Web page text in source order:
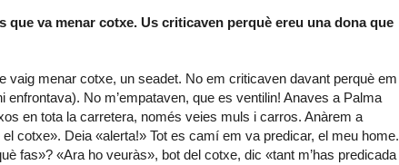
que va menar cotxe. Us criticaven perquè ereu una dona que
vaig menar cotxe, un seadet. No em criticaven davant perquè em
enfrontava). No m’empataven, que es ventilin! Anaves a Palma
en tota la carretera, només veies muls i carros. Anàrem a
cotxe». Deia «alerta!» Tot es camí em va predicar, el meu home.
fas»? «Ara ho veuràs», bot del cotxe, dic «tant m’has predicada